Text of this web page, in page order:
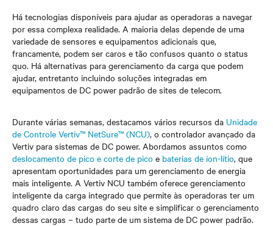
Há tecnologias disponíveis para ajudar as operadoras a navegar
por essa complexa realidade. A maioria delas depende de uma
variedade de sensores e equipamentos adicionais que,
francamente, podem ser caros e tão confusos quanto o status
quo. Há alternativas para gerenciamento da carga que podem
ajudar, entretanto incluindo soluções integradas em
equipamentos de DC power padrão de sites de telecom.
Durante várias semanas, destacamos vários recursos da Unidade
de Controle Vertiv™ NetSure™ (NCU), o controlador avançado da
Vertiv para sistemas de DC power. Abordamos assuntos como
deslocamento de pico e corte de pico e baterias de íon-lítio, que
apresentam oportunidades para um gerenciamento de energia
mais inteligente. A Vertiv NCU também oferece gerenciamento
inteligente da carga integrado que permite às operadoras ter um
quadro claro das cargas do seu site e simplificar o gerenciamento
dessas cargas – tudo parte de um sistema de DC power padrão.